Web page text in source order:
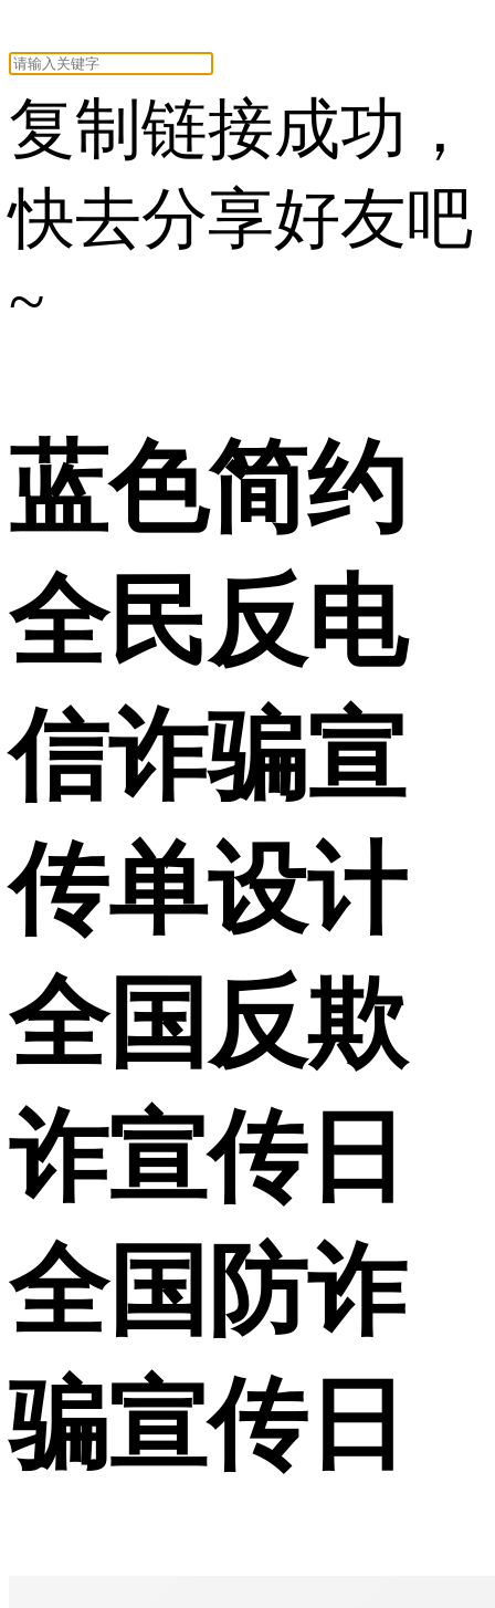
复制链接成功，
快去分享好友吧
~
蓝色简约
全民反电
信诈骗宣
传单设计
全国反欺
诈宣传日
全国防诈
骗宣传日